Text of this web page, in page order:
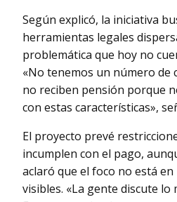
Según explicó, la iniciativa
herramientas legales
problemática que hoy no
«No tenemos un número de
no reciben pensión porque
con estas características»,
El proyecto prevé
incumplen con el pago,
aclaró que el foco no está en
visibles. «La gente discute